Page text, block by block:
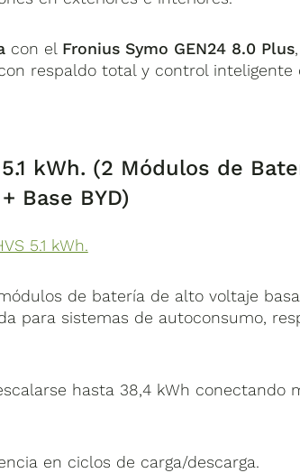
con el Fronius Symo GEN24 8.0 Plus
respaldo total y control inteligente
kWh. (2 Módulos de
Base BYD)
5.1 kWh.
de batería de alto voltaje
para sistemas de autoconsumo,
hasta 38,4 kWh conectando
en ciclos de carga/descarga.